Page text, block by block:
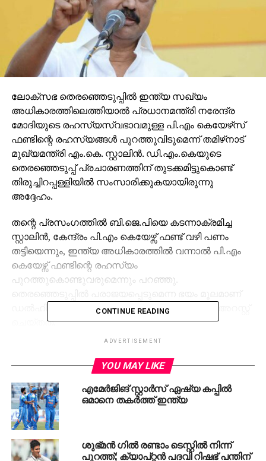
ലോക്‌സഭ തെരഞ്ഞെടുപ്പില്‍ ഇന്ത്യ സഖ്യം
അധികാരത്തിലെത്തിയാല്‍ പ്രധാനമന്ത്രി നരേന്ദ്ര
മോദിയുടെ രഹസ്യസ്വഭാവമുള്ള പി.എം കെയേഴ്‌സ്
ഫണ്ടിന്റെ രഹസ്യങ്ങള്‍ പുറത്തുവിടുമെന്ന് തമിഴ്‌നാട്
മുഖ്യമന്ത്രി എം.കെ. സ്റ്റാലിന്‍. ഡി.എം.കെയുടെ
തെരഞ്ഞെടുപ്പ് പ്രചാരണത്തിന് തുടക്കമിട്ടുകൊണ്ട്
തിരുച്ചിറപ്പള്ളിയില്‍ സംസാരിക്കുകയായിരുന്നു
അദ്ദേഹം.
തന്റെ പ്രസംഗത്തില്‍ ബി.ജെ.പിയെ കടന്നാക്രമിച്ച
സ്റ്റാലിന്‍, കേന്ദ്രം പി.എം കെയേഴ്സ് ഫണ്ട് വഴി പണം
തട്ടിയെന്നും, ഇന്ത്യ അധികാരത്തില്‍ വന്നാല്‍ പി.എം
കെയേഴ്സ് ഫണ്ടിന്റെ രഹസ്യം
പുറത്തുകൊണ്ടുവരുമെന്നും പറഞ്ഞു.
ഡല്‍ഹി മുഖ്യമന്ത്രി അരവിന്ദ് കെജ്രിവാളിനെ അറസ്റ്റ്
ചെയ്തത്.
പാര്‍ട്ടികള്‍ ഒന്നിച്ചുനിന്ന് ബി.ജെ.പിയെ ചെറുത്ത്
തോല്‍പ്പിച്ചുവെന്നും ഇനി ഭരണത്തില്‍ കയറാന്‍
കഴിയില്ലെന്നുമുള്ള പേടി കാരണമാണ് കള്ളക്കേസില്‍
കുടുക്കി എല്ലാവരെയും ജയിലില്‍ അടയ്ക്കുന്നത്.
മോദി സര്‍ക്കാര്‍ തമിഴ്നാട്ടില്‍ ഒരു പദ്ധതികളും
നടപ്പാക്കിയിട്ടില്ല. എല്ലാം ഇപ്പോഴും വാഗ്ദാനങ്ങള്‍
മാത്രമായി നില്‍ക്കുകയാണെന്നും സ്റ്റാലിന്‍
CONTINUE READING
ADVERTISEMENT
YOU MAY LIKE
എമേര്‍ജിങ് സ്റ്റാര്‍സ് ഏഷ്യ കപ്പില്‍
ഒമാനെ തകര്‍ത്ത് ഇന്ത്യ
ശുഭ്മന്‍ ഗില്‍ രണ്ടാം ടെസ്റ്റില്‍ നിന്ന്
പുറത്ത്; ക്യാപ്റ്റന്‍ പദവി റിഷഭ് പന്തിന്